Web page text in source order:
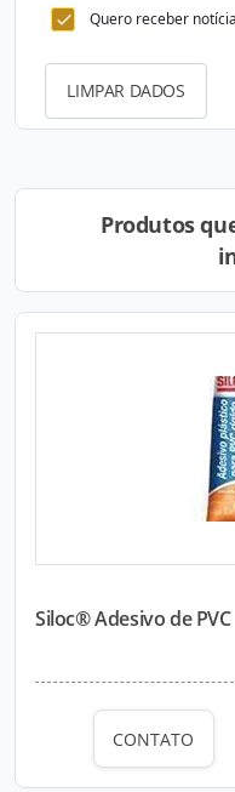
Quero receber
LIMPAR DADOS
Produtos
Siloc® Adesivo de PVC
CONTATO